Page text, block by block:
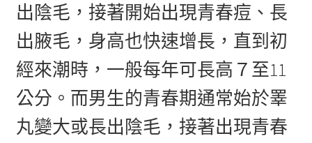
出陰毛，接著開始出現青春痘、長
出腋毛，身高也快速增長，直到初
經來潮時，一般每年可長高７至11
公分。而男生的青春期通常始於睪
丸變大或長出陰毛，接著出現青春